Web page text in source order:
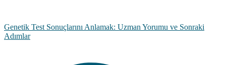
Genetik Test Sonuçlarını Anlamak: Uzman Yorumu ve Sonraki
Adımlar